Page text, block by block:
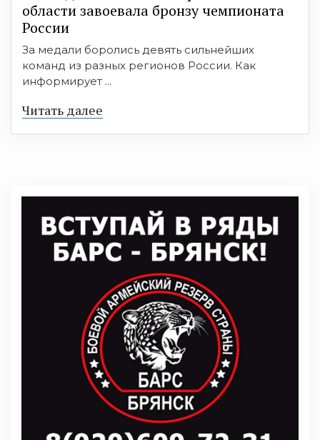
области завоевала бронзу чемпионата
России
За медали боролись девять сильнейших
команд из разных регионов России. Как
информирует ...
Читать далее